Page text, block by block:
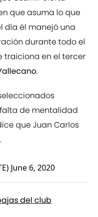
que asuma lo que
día él manejó una
durante todo el
traiciona en el tercer
.
de mentalidad
que Juan Carlos
June 6, 2020
del club